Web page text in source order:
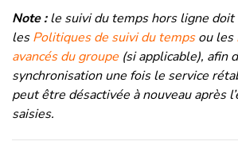
Note :le suivi du temps hors ligne doit
lesPolitiques de suivi du tempsou les
avancés du groupe (si applicable), afin
synchronisation une fois le service
peut être désactivée à nouveau après
saisies.